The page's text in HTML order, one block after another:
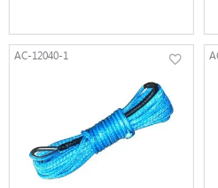
AC-12040-1